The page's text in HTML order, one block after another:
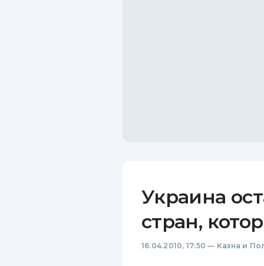
Украина
стран,
16.04.2010, 17:50 — Казна и